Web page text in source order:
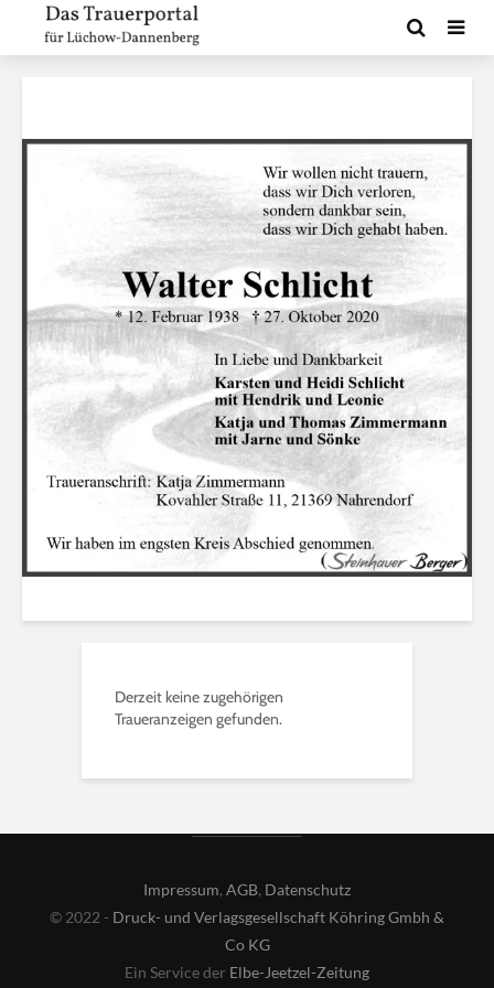
Derzeit keine zugehörigen
Traueranzeigen gefunden.
Impressum, AGB, Datenschutz
© 2022 - Druck- und Verlagsgesellschaft Köhring Gmbh &
Co KG
Ein Service der Elbe-Jeetzel-Zeitung